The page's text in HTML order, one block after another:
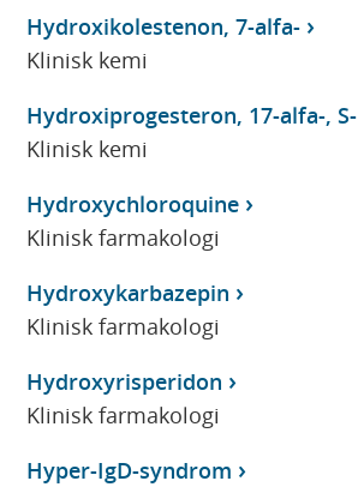
Hydroxikolestenon, 7-alfa-
Klinisk kemi
Hydroxiprogesteron, 17-alfa-, S-
Klinisk kemi
Hydroxychloroquine
Klinisk farmakologi
Hydroxykarbazepin
Klinisk farmakologi
Hydroxyrisperidon
Klinisk farmakologi
Hyper-IgD-syndrom